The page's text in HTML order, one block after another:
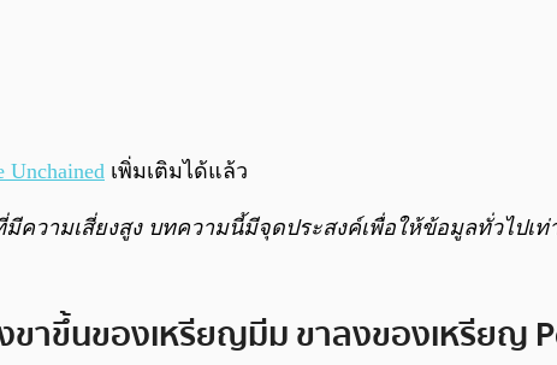
Unchained เพิ่มเติมได้แล้ว
ความเสี่ยงสูง บทความนี้มีจุดประสงค์เพื่อให้ข้อมูลทั่วไปเ
ขาขึ้นของเหรียญมีม ขาลงของเหรียญ